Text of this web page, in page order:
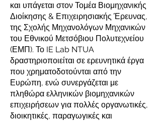
και υπάγεται στον Τομέα Βιομηχανικής
Διοίκησης & Επιχειρησιακής Έρευνας,
της Σχολής Μηχανολόγων Μηχανικών
του Εθνικού Μετσόβιου Πολυτεχνείου
(ΕΜΠ). Το IE Lab NTUA
δραστηριοποιείται σε ερευνητικά έργα
που χρηματοδοτούνται από την
Ευρώπη, ενώ συνεργάζεται με
πληθώρα ελληνικών βιομηχανικών
επιχειρήσεων για πολλές οργανωτικές,
διοικητικές, παραγωγικές και